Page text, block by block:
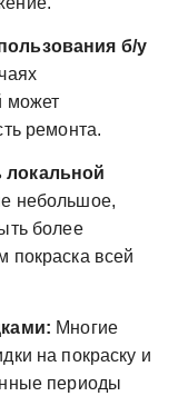
б/у
может
ремонта.
локальной
небольшое,
более
покраска всей
Многие
на покраску и
периоды